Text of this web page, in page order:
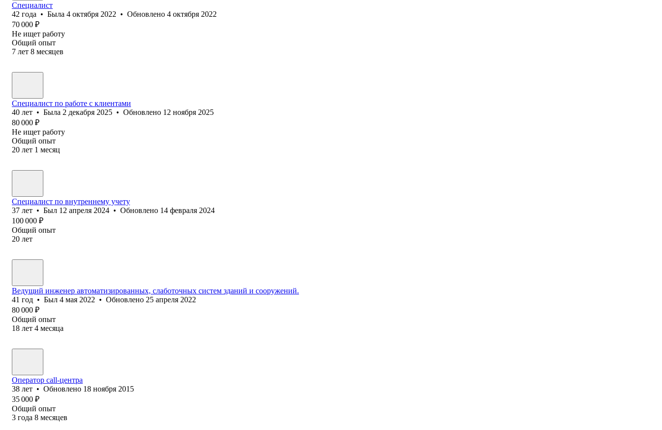
Специалист
42 года • Была 4 октября 2022 • Обновлено 4 октября 2022
70 000 ₽
Не ищет работу
Общий опыт
7 лет 8 месяцев
Специалист по работе с клиентами
40 лет • Была 2 декабря 2025 • Обновлено 12 ноября 2025
80 000 ₽
Не ищет работу
Общий опыт
20 лет 1 месяц
Специалист по внутреннему учету
37 лет • Был 12 апреля 2024 • Обновлено 14 февраля 2024
100 000 ₽
Общий опыт
20 лет
Ведущий инженер автоматизированных, слаботочных систем зданий и сооружений.
41 год • Был 4 мая 2022 • Обновлено 25 апреля 2022
80 000 ₽
Общий опыт
18 лет 4 месяца
Оператор call-центра
38 лет • Обновлено 18 ноября 2015
35 000 ₽
Общий опыт
3 года 8 месяцев